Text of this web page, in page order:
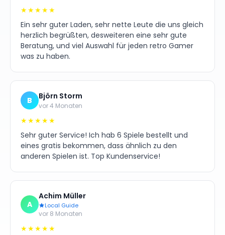
★★★★★
Ein sehr guter Laden, sehr nette Leute die uns gleich
herzlich begrüßten, desweiteren eine sehr gute
Beratung, und viel Auswahl für jeden retro Gamer
was zu haben.
B Björn Storm
vor 4 Monaten
★★★★★
Sehr guter Service! Ich hab 6 Spiele bestellt und
eines gratis bekommen, dass ähnlich zu den
anderen Spielen ist. Top Kundenservice!
A
Achim Müller
Local Guide
vor 8 Monaten
★★★★★